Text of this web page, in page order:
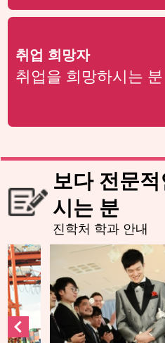
취업 희망자
취업을 희망하시는 분
보다 전문
시는 분
진학처 학과 안내